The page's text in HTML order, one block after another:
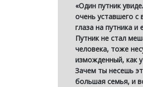
«Один путник
очень уставшего с
глаза на путника
Путник не стал
человека, тоже
изможденный, как
Зачем ты несешь
большая семья, и